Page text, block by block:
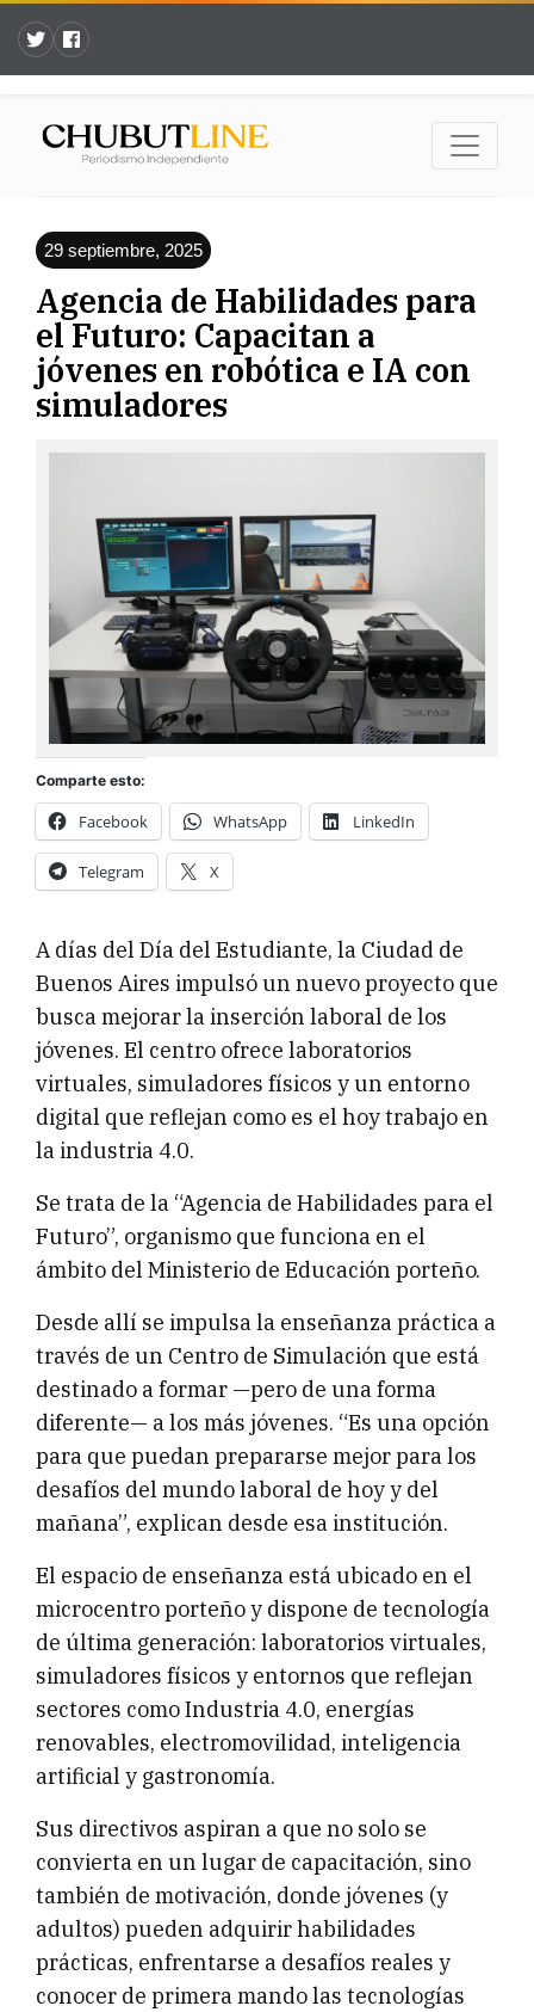
29 septiembre, 2025
Agencia de Habilidades para
el Futuro: Capacitan a
jóvenes en robótica e IA con
simuladores
Comparte esto:
Facebook WhatsApp LinkedIn
Telegram X
A días del Día del Estudiante, la Ciudad de
Buenos Aires impulsó un nuevo proyecto que
busca mejorar la inserción laboral de los
jóvenes. El centro ofrece laboratorios
virtuales, simuladores físicos y un entorno
digital que reflejan como es el hoy trabajo en
la industria 4.0.
Se trata de la “Agencia de Habilidades para el
Futuro”, organismo que funciona en el
ámbito del Ministerio de Educación porteño.
Desde allí se impulsa la enseñanza práctica a
través de un Centro de Simulación que está
destinado a formar —pero de una forma
diferente— a los más jóvenes. “Es una opción
para que puedan prepararse mejor para los
desafíos del mundo laboral de hoy y del
mañana”, explican desde esa institución.
El espacio de enseñanza está ubicado en el
microcentro porteño y dispone de tecnología
de última generación: laboratorios virtuales,
simuladores físicos y entornos que reflejan
sectores como Industria 4.0, energías
renovables, electromovilidad, inteligencia
artificial y gastronomía.
Sus directivos aspiran a que no solo se
convierta en un lugar de capacitación, sino
también de motivación, donde jóvenes (y
adultos) pueden adquirir habilidades
prácticas, enfrentarse a desafíos reales y
conocer de primera mando las tecnologías